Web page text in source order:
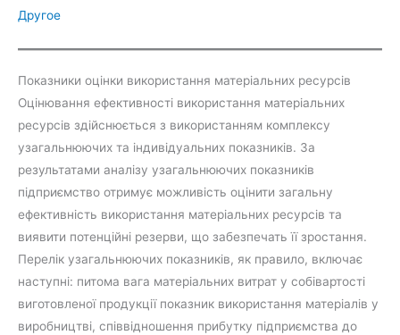
e
Другое
Показники оцінки використання матеріальних ресурсів
Оцінювання ефективності використання матеріальних
ресурсів здійснюється з використанням комплексу
узагальнюючих та індивідуальних показників. За
результатами аналізу узагальнюючих показників
підприємство отримує можливість оцінити загальну
ефективність використання матеріальних ресурсів та
виявити потенційні резерви, що забезпечать її зростання.
Перелік узагальнюючих показників, як правило, включає
наступні: питома вага матеріальних витрат у собівартості
виготовленої продукції показник використання матеріалів у
виробництві, співвідношення прибутку підприємства до